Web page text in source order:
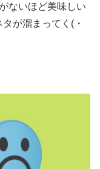
ないほど美味しい
が溜まってく(・